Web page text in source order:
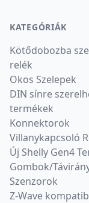
KATEGÓRIÁK
Kötődobozba
relék
Okos Szelepek
DIN sínre
termékek
Konnektorok
Villanykapcsoló
Új Shelly Gen4
Gombok/
Szenzorok
Z-Wave